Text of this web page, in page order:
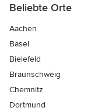
Beliebte Orte
Aachen
Basel
Bielefeld
Braunschweig
Chemnitz
Dortmund